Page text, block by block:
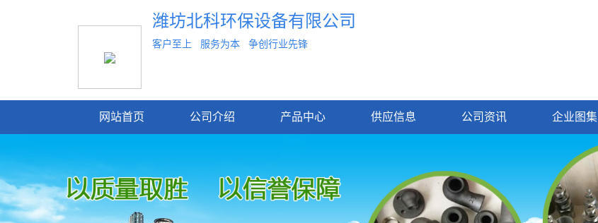
潍坊北科环保设备有限公司
客户至上 服务为本 争创行业先锋
网站首页 公司介绍 产品中心 供应信息 公司资讯 企业图集